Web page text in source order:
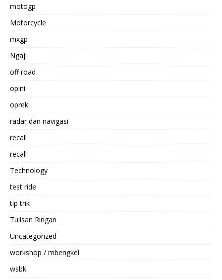
motogp
Motorcycle
mxgp
Ngaji
off road
opini
oprek
radar dan navigasi
recall
recall
Technology
test ride
tip trik
Tulisan Ringan
Uncategorized
workshop / mbengkel
wsbk